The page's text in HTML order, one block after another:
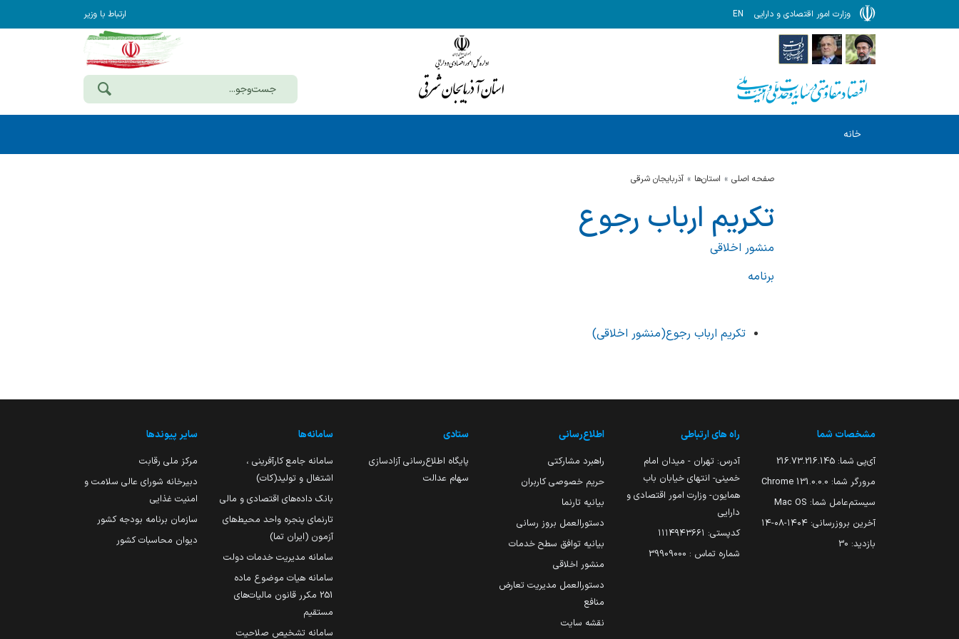
وزارت امور اقتصادی و دارایی EN ارتباط با وزیر
خانه
صفحه اصلی استان‌ها آذربايجان شرقي
تکریم ارباب رجوع
منشور اخلاقی
برنامه
تکریم ارباب رجوع(منشور اخلاقی)
مشخصات شما
آی‌پی شما: 216.73.216.145
مرورگر شما: 131.0.0.0 Chrome
سیستم‌عامل شما: Mac OS
آخرین بروزرسانی: ۱۴۰۴-۰۸-۱۴
بازدید: 30
راه های ارتباطی
آدرس: تهران - میدان امام
خمینی- انتهای خیابان باب
همایون- وزارت امور اقتصادی و
دارایی
کدپستی: ۱۱۱۴۹۴۳۶۶۱
شماره تماس : 39909000
اطلاع‌رسانی
راهبرد مشارکتی
حریم خصوصی کاربران
بیانیه تارنما
دستورالعمل بروز رسانی
بیانیه توافق سطح خدمات
منشور اخلاقی
دستورالعمل مدیریت تعارض
منافع
نقشه سایت
ستادی
پایگاه اطلاع‌رسانی آزادسازی
سهام عدالت
سامانه‌ها
سامانه جامع کارآفرینی ،
اشتغال و تولید(کات)
بانک داده‌های اقتصادی و مالی
تارنمای پنجره واحد محیط‌های
آزمون (ایران تما)
سامانه مدیریت خدمات دولت
سامانه هیات موضوع ماده
251 مکرر قانون مالیات‌های
مستقیم
سامانه تشخیص صلاحیت
سایر پیوندها
مرکز ملی رقابت
دبیرخانه شورای عالی سلامت و
امنیت غذایی
سازمان برنامه بودجه کشور
دیوان محاسبات کشور